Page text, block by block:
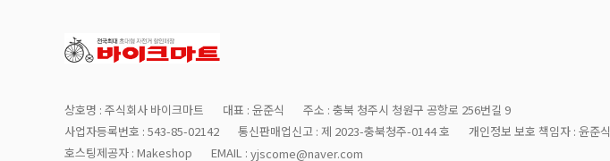
상호명 : 주식회사 바이크마트 대표 : 윤준식
주소 : 충북 청주시 청원구 공항로 256번길 9
사업자등록번호 : 543-85-02142
통신판매업신고 : 제 2023-충북청주-0144 호 개인정보 보호 책임자 : 윤준식
호스팅제공자 : Makeshop
EMAIL : yjscome@naver.com